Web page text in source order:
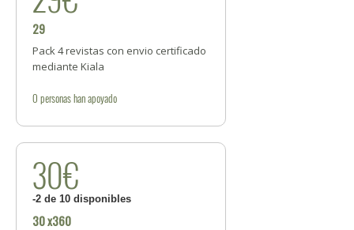
29
Pack 4 revistas con envio certificado
mediante Kiala
0 personashan apoyado
30€
-2 de 10 disponibles
30 x360